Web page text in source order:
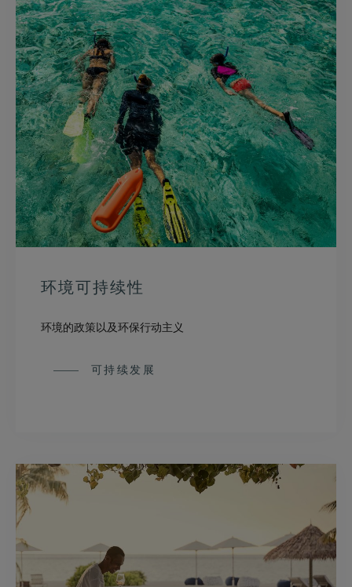
环境可持续性
环境的政策以及环保行动主义
可持续发展